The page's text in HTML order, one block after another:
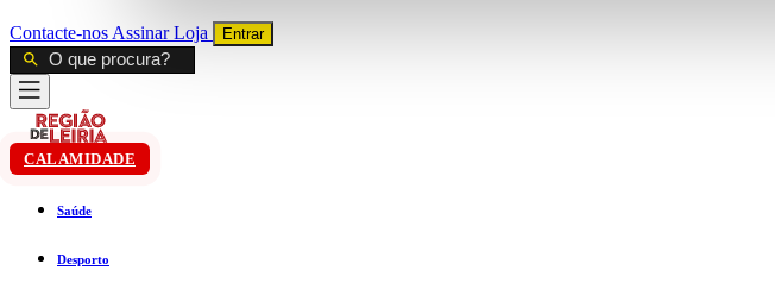
Contacte-nos AssinarLoja Entrar
CALAMIDADE
Saúde
Desporto